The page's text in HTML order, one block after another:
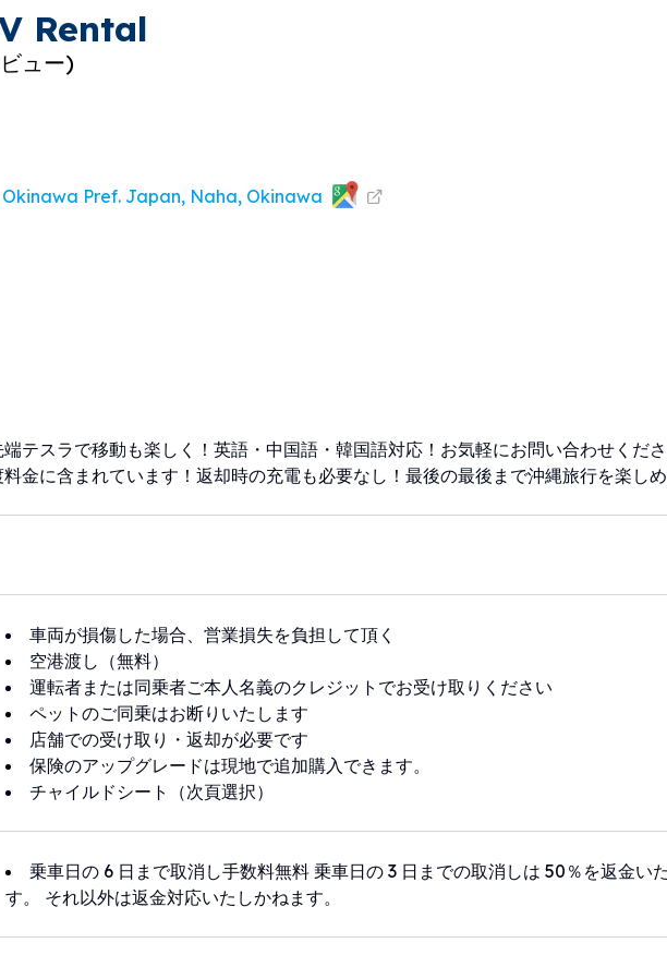
Rental
ュー)
Pref. Japan, Naha, Okinawa
テスラで移動も楽しく！英語・中国語・韓国語対応！お気軽にお問い合わせくだ
金に含まれています！返却時の充電も必要なし！最後の最後まで沖縄旅行を楽し
車両が損傷した場合、営業損失を負担して頂く
空港渡し（無料）
運転者または同乗者ご本人名義のクレジットでお受け取りください
ペットのご同乗はお断りいたします
店舗での受け取り・返却が必要です
保険のアップグレードは現地で追加購入できます。
チャイルドシート（次頁選択）
乗車日の 6 日まで取消し手数料無料 乗車日の 3 日までの取消しは 50％を返金い
す。 それ以外は返金対応いたしかねます。